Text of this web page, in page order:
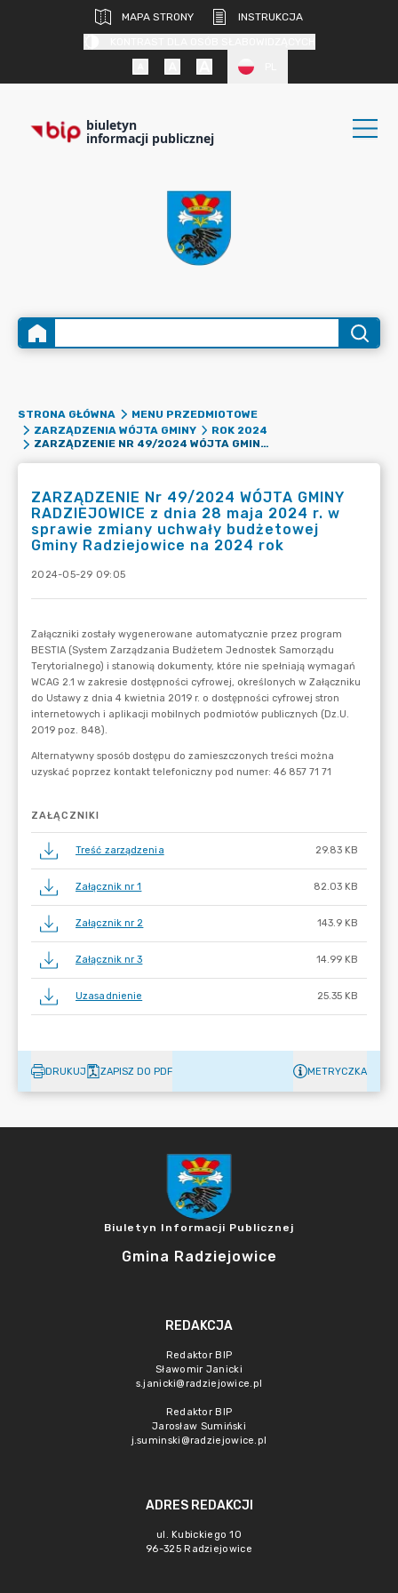
MAPA STRONY
INSTRUKCJA
biuletyn
informacji publicznej
STRONA GŁÓWNA
MENU PRZEDMIOTOWE
ZARZĄDZENIA WÓJTA GMINY
ROK 2024
ZARZĄDZENIE NR 49/2024 WÓJTA GMINY RADZIEJOWICE Z DNIA 28 MAJA 2024 R. W SPRAWIE ZMIANY UCHWAŁY BUDŻETOWEJ GMINY RADZIEJOWICE NA 2024 ROK
ZARZĄDZENIE Nr 49/2024 WÓJTA GMINY
RADZIEJOWICE z dnia 28 maja 2024 r. w
sprawie zmiany uchwały budżetowej
Gminy Radziejowice na 2024 rok
2024-05-29 09:05
ZAŁĄCZNIKI
Treść zarządzenia 29.83 KB
Załącznik nr 1 82.03 KB
Załącznik nr 2 143.9 KB
Załącznik nr 3 14.99 KB
Uzasadnienie 25.35 KB
DRUKUJ ZAPISZ DO PDF METRYCZKA
Biuletyn Informacji Publicznej
Gmina Radziejowice
REDAKCJA
Redaktor BIP
Sławomir Janicki
s.janicki@radziejowice.pl
Redaktor BIP
Jarosław Sumiński
j.suminski@radziejowice.pl
ADRES REDAKCJI
ul. Kubickiego 10
96-325 Radziejowice